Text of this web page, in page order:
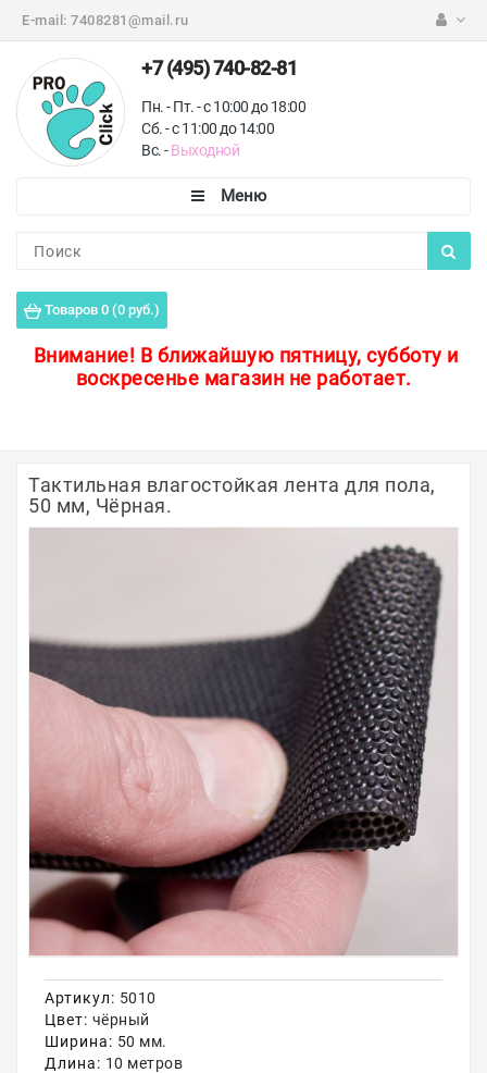
E-mail: 7408281@mail.ru
+7 (495) 740-82-81
Пн. - Пт. - с 10:00 до 18:00
Сб. - с 11:00 до 14:00
Вс. -Выходной
Товаров 0 (0 руб.)
Внимание! В ближайшую пятницу, субботу и
воскресенье магазин не работает.
Пороги для пола
Защитные уголки
Полосы из металла
Обводы для труб
Алюминиевые профили
Крепёж и крепления
Садовая мебель
Оплата
Доставка
Самовывоз
Акции
Тактильная влагостойкая лента для пола,
50 мм, Чёрная.
Артикул: 5010
Цвет: чёрный
Ширина: 50 мм.
Длина: 10 метров